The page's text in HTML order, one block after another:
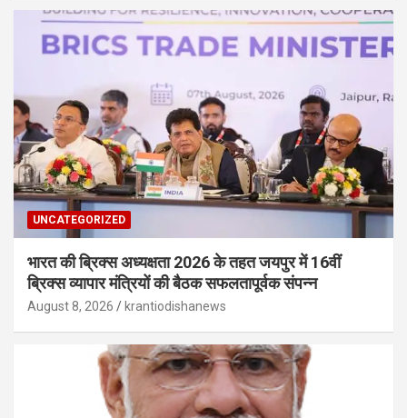
UNCATEGORIZED
भारत की ब्रिक्‍स अध्यक्षता 2026 के तहत जयपुर में 16वीं
ब्रिक्‍स व्यापार मंत्रियों की बैठक सफलतापूर्वक संपन्न
August 8, 2026 krantiodishanews